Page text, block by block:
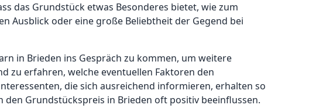
das Grundstück etwas Besonderes bietet, wie zum
Ausblick oder eine große Beliebtheit der Gegend bei
in Brieden ins Gespräch zu kommen, um weitere
zu erfahren, welche eventuellen Faktoren den
die sich ausreichend informieren, erhalten so
Grundstückspreis in Brieden oft positiv beeinflussen.